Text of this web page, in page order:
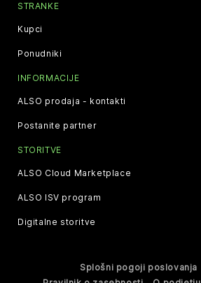
STRANKE
Kupci
Ponudniki
INFORMACIJE
ALSO prodaja - kontakti
Postanite partner
STORITVE
ALSO Cloud Marketplace
ALSO ISV program
Digitalne storitve
Splošni pogoji poslovanja